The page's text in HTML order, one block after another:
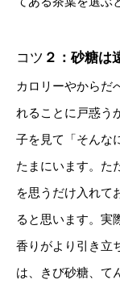
コツ ２：砂糖は
カロリーやからだ
れることに戸惑う
子を見て「そんな
たまにいます。た
を思うだけ入れて
ると思います。実
香りがより引き立
は、きび砂糖、て